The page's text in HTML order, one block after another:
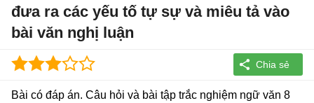
đưa ra các yếu tố tự sự và miêu tả vào
bài văn nghị luận
Bài có đáp án. Câu hỏi và bài tập trắc nghiệm ngữ văn 8